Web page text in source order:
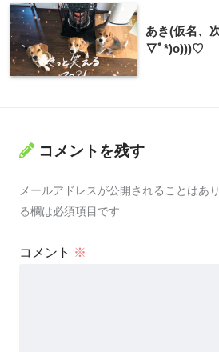
あき(仮名、
▽ﾟ*)o)))♡
コメントを残す
メールアドレスが公開されることはあり
る欄は必須項目です
コメント ※